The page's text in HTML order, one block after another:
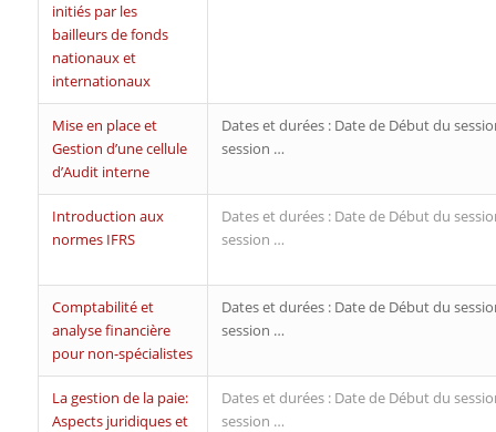
initiés par les
bailleurs de fonds
nationaux et
internationaux
Mise en place et
Gestion d’une cellule
d’Audit interne
Dates et durées : Date de Début du
session …
Introduction aux
normes IFRS
Dates et durées : Date de Début du
session …
Comptabilité et
analyse financière
pour non-spécialistes
Dates et durées : Date de Début du
session …
La gestion de la paie:
Aspects juridiques et
Dates et durées : Date de Début du
session …